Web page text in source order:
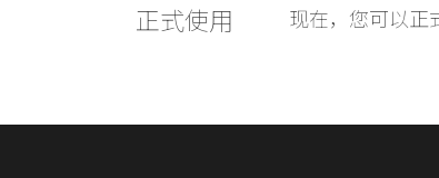
正式使用 现在，您可以正